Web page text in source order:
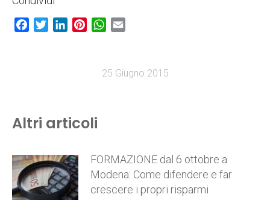
Facebook
TwitterLinkedInPinterestWhatsApp
25 Giugno 2015
Altri articoli
FORMAZIONE dal 6 ottobre a
Modena: Come difendere e far
crescere i propri risparmi